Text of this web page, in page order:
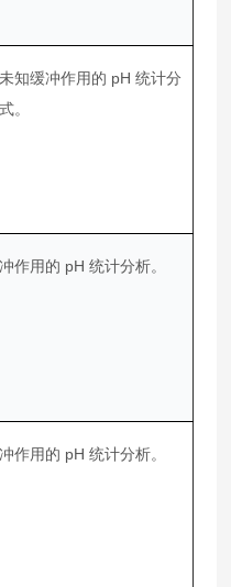
知缓冲作用的 pH 统计分
。
作用的 pH 统计分析。
作用的 pH 统计分析。